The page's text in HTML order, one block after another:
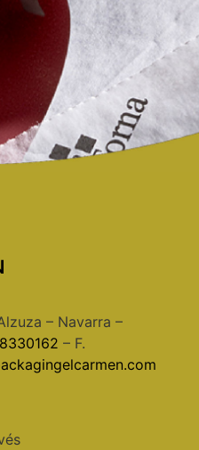
– Navarra –
– F.